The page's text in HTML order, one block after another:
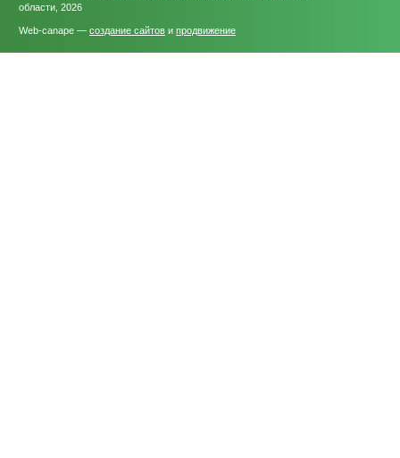
области, 2026
Web-canape — создание сайтов и продвижение